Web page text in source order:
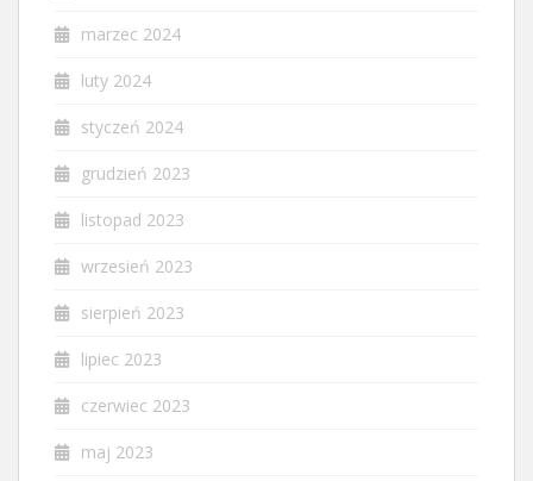
marzec 2024
luty 2024
styczeń 2024
grudzień 2023
listopad 2023
wrzesień 2023
sierpień 2023
lipiec 2023
czerwiec 2023
maj 2023